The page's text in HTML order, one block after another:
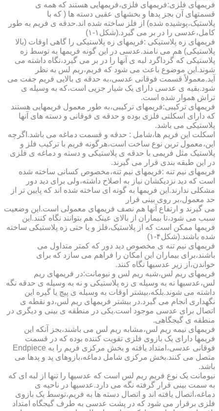
فریمهای فلزی:فریمهای فلزی،فریمهایی هستند که همه ی
قسمتهای آن بجز پدها و بخشهای عقبی دسته ها ( که با
پلاستیک،پوشیده شده) از فلز ساخته شده اند.حدقه ی فریم به طور
کامل،عدسی را در بر می گیرد.(شکل۱-۱)
فریمهای زه پلاستیکی :فریمهای زه پلاستیکی را گاهی اوقات (بالا
پلاستیکی) هم می نامند.عدسی در این گونه فریمها به توسط زه
پلاستیکی که گرداگرد لبه ی آنها را در بر می گیرد،نگاه داشته می
شوند.این موضوع باعث می شود که فریم،ریم لس به نظر
آید.معمولاً قسمت فوقانی عدسی،به حدقه ی بالایی فریم جفت می
شود.بقیه ی عدسی دارای یک شیار جزیی است،که به وسیله ی
تراش هموار شده است.
فریمهای ترکیبی:فریمهای ترکیبی،به طور معمول فریمهایی هستند
که دارای اسکلتی فلزی بوده و حدقه ی فوقانی و دسته های آنها
پلاستیکی می باشد.
اسکلت این فریم ها،شامل : حدقه و قسمت دماغه می باشد.اگرچه
این،معمول ترین نوع ساخت است،هرگونه فریم با ترکیب فلز و
پلاستیک مثل فریمی با حدقه ی پلاستیکی و دسته و دماغه ی فلزی
در این طبقه بندی قرار می گیرند.
فریمهای نیم تنه :فریمهای نیم تنه،مخصوص کسانی ساخته شده
است که دید نزدیکشان نیاز به اصلاح داشته،ولی برای دید دور
مشکلی ندارند.این فریمها به گونه ای ساخته شده اند که پایین تر از
حد معمول،بر روی بینی قرار
می گیرند و ارتفاع آنها هم نصف فریمهای معمولی است.این وضعیت
سبب می شود،تا بیماران از بالای عینک هم بتوانند نگاه کنند.این
فریمها ممکن است که از پلاستیک،فلز و یا حتی زه پلاستیکی ساخته
شده باشند.(شکل۴-۱)
فریمهای نیم تنه ی مخصوص دید دور که کمتر متداول می
باشند،برای بیماران این امکان را فراهم می سازد که برای
خواندن،از زیر عدسیها نگاه کنند.
فریمهای ریم لس،شبه ریم لس و نیومانت:در فریمهای ریم
لس،عدسیها نه به وسیله ی زه پلاستیکی و نه به وسیله ی حدقه نگه
داشته می شوند.بلکه،بیشتر اوقات به وسیله ی پیچ یا گیره این
نگهداری انجام می گیرد.در بیشتر فریمهای ریم لس،دو نقطه ی
اتصال برای عدسی موجود است.یکی در منطقه ی بینی و دیگری در
منطقه ی گیجگاهی.
فریمهای نیمه ریم لس،مشابه ریم لس می باشند،بجز آنکه این
فریمها دارای یک بازوی فلزی تقویت کننده بوده که در قسمت
فوقانی عدسی،امتداد یافته و بخش مرکزی فریم را به Endpiece
متصل می کنند.بخش مرکزی شامل دماغه،بازوهای پد و پدها می
باشد.
نیومانت یک نوع فریم ریم لس است که عدسیها را تنها از لبه ای که
به سمت بینی قرار گرفته نگه می دارد.عدسیها در ناحیه ی
دماغه،اتصال یافته اند و اتصال دسته ها به فریم،توسط یک بازوی
فلزی برقرار می شود که در پشت عدسی به طرف گیجگاه امتداد